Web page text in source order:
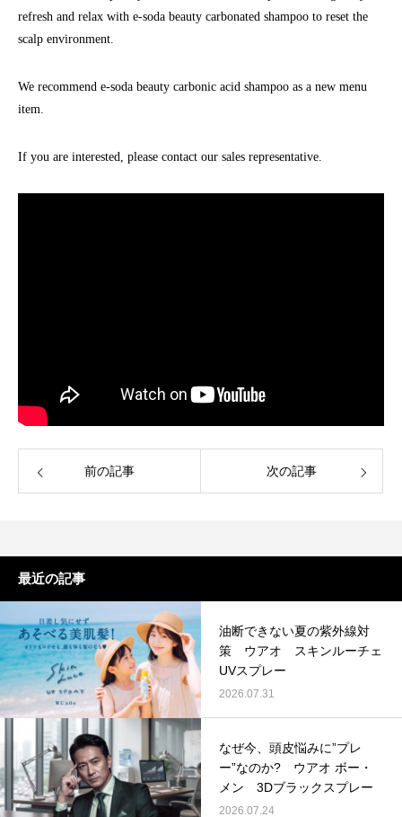
refresh and relax with e-soda beauty carbonated shampoo to reset the
scalp environment.
We recommend e-soda beauty carbonic acid shampoo as a new menu
item.
If you are interested, please contact our sales representative.
前の記事 次の記事
最近の記事
油断できない夏の紫外線対
策 ウアオ スキンルーチェ
UVスプレー
2026.07.31
なぜ今、頭皮悩みに”プレ
ー”なのか? ウアオ ボー・
メン 3Dブラックスプレー
2026.07.24